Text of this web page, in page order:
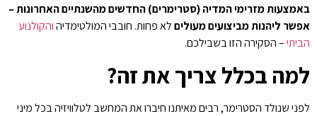
באמצעות מזרימי המדיה (סטרימרים) החדשים מהשנתיים האחרונות –
אפשר ליהנות מביצועים מעוליםלא פחות. חובבי המולטימדיהוהקולנוע
הביתי– הסקירה הזו בשבילכם.
למה בכלל צריך את זה?
לפני שנולד הסטרימר, רבים מאיתנו חיברו את המחשב לטלוויזיה בכל מיני